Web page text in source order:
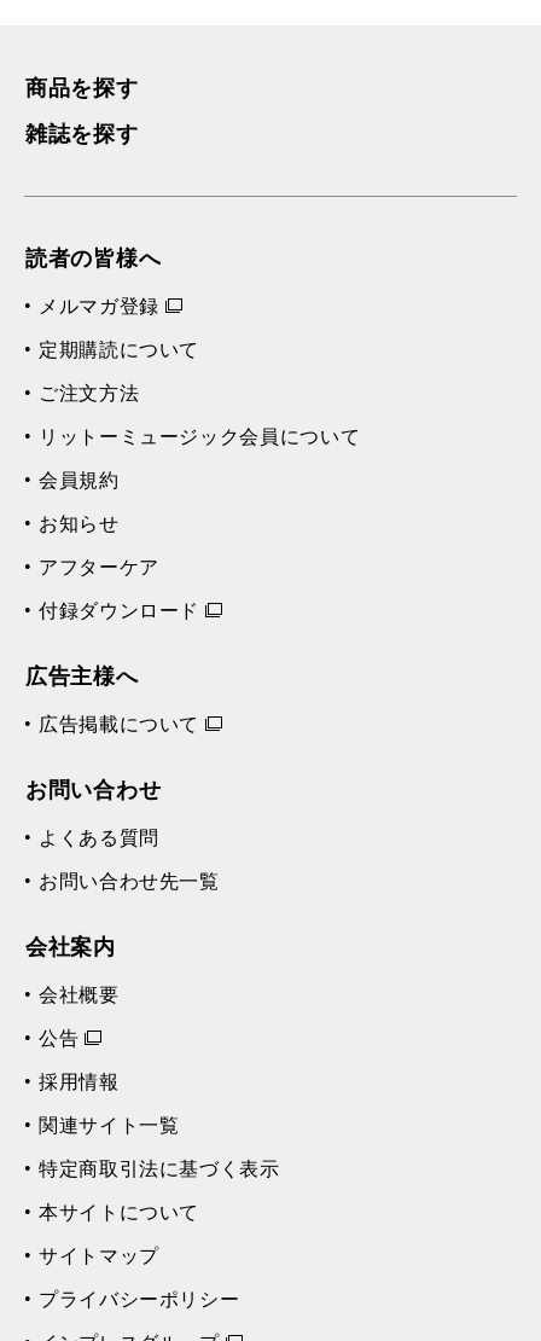
商品を探す
雑誌を探す
読者の皆様へ
メルマガ登録
定期購読について
ご注文方法
リットーミュージック会員について
会員規約
お知らせ
アフターケア
付録ダウンロード
広告主様へ
広告掲載について
お問い合わせ
よくある質問
お問い合わせ先一覧
会社案内
会社概要
公告
採用情報
関連サイト一覧
特定商取引法に基づく表示
本サイトについて
サイトマップ
プライバシーポリシー